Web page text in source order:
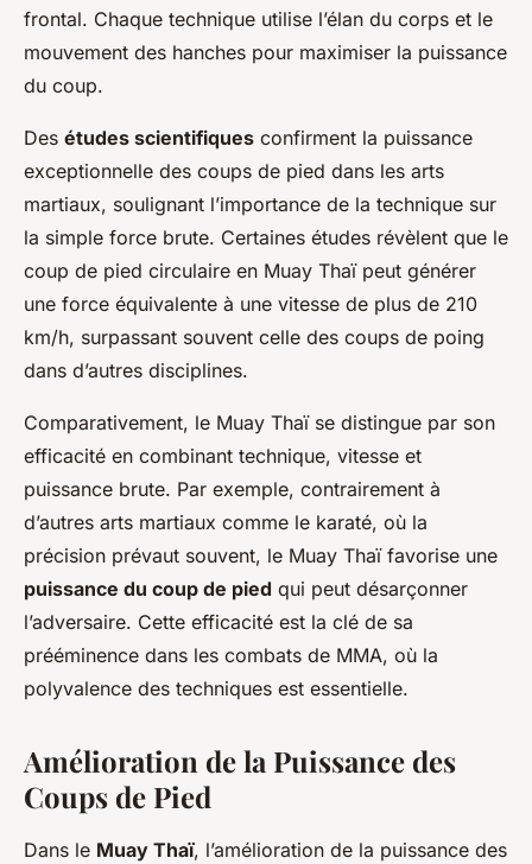
frontal. Chaque technique utilise l’élan du corps et le
mouvement des hanches pour maximiser la puissance
du coup.
Des études scientifiques confirment la puissance
exceptionnelle des coups de pied dans les arts
martiaux, soulignant l’importance de la technique sur
la simple force brute. Certaines études révèlent que le
coup de pied circulaire en Muay Thaï peut générer
une force équivalente à une vitesse de plus de 210
km/h, surpassant souvent celle des coups de poing
dans d’autres disciplines.
Comparativement, le Muay Thaï se distingue par son
efficacité en combinant technique, vitesse et
puissance brute. Par exemple, contrairement à
d’autres arts martiaux comme le karaté, où la
précision prévaut souvent, le Muay Thaï favorise une
puissance du coup de pied qui peut désarçonner
l’adversaire. Cette efficacité est la clé de sa
prééminence dans les combats de MMA, où la
polyvalence des techniques est essentielle.
Amélioration de la Puissance des
Coups de Pied
Dans le Muay Thaï, l’amélioration de la puissance des